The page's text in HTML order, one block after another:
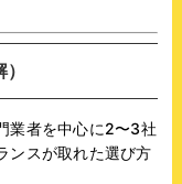
業者を中心に2〜3社
ンスが取れた選び方